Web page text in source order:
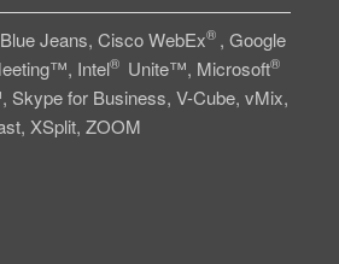
Jeans, Cisco WebEx® , Google
Intel® Unite™, Microsoft®
for Business, V-Cube, vMix,
XSplit, ZOOM